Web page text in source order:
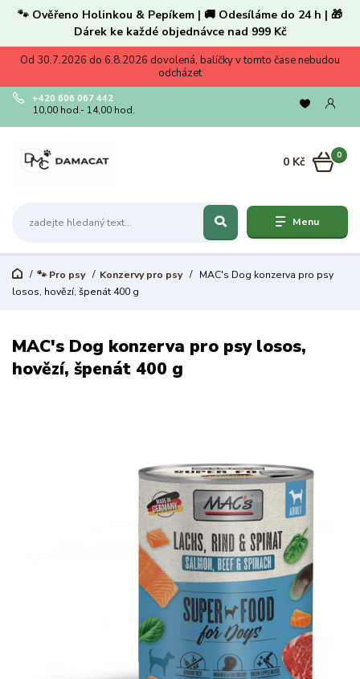
🐾 Ověřeno Holinkou & Pepíkem | 🚚 Odesíláme do 24 h | 🎁
Dárek ke každé objednávce nad 999 Kč
Od 30.7.2026 do 6.8.2026 dovolená, balíčky v tomto čase nebudou
odcházet
Menu
+420 606 067 442
10,00 hod.- 14,00 hod.
0
0 Kč
🐾 Pro psy Konzervy pro psy
MAC's Dog konzerva pro psy
losos, hovězí, špenát 400 g
MAC's Dog konzerva pro psy losos,
hovězí, špenát 400 g